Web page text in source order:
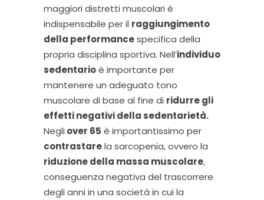
maggiori distretti muscolari è
indispensabile per il raggiungimento
della performancespecifica della
propria disciplina sportiva. Nell’individuo
sedentarioè importante per
mantenere un adeguato tono
muscolare di base al fine di ridurre gli
effetti negativi della sedentarietà.
Negli over 65 è importantissimo per
contrastarela sarcopenia, ovvero la
riduzione della massa muscolare,
conseguenza negativa del trascorrere
degli anni in una società in cui la